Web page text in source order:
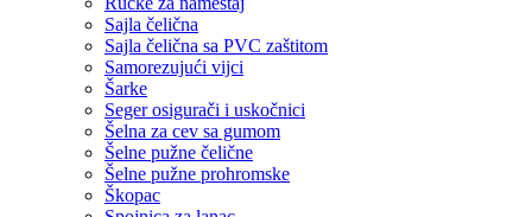
Sajla čelična
Sajla čelična sa PVC zaštitom
Samorezujući vijci
Šarke
Seger osigurači i uskočnici
Šelna za cev sa gumom
Šelne pužne čelične
Šelne pužne prohromske
Škopac